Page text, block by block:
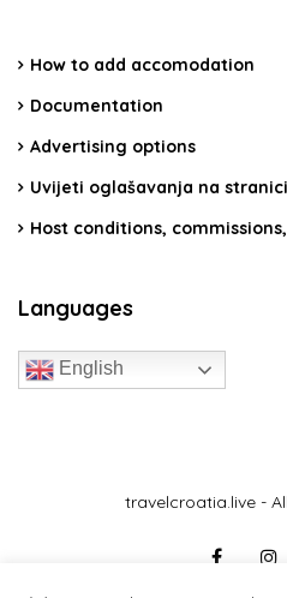
How to add accomodation
Documentation
Advertising options
Uvijeti oglašavanja na
Host conditions,
Languages
English
travelcroatia.live -